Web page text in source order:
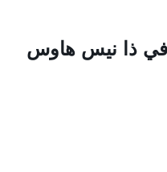
في ذا نيس هاوس